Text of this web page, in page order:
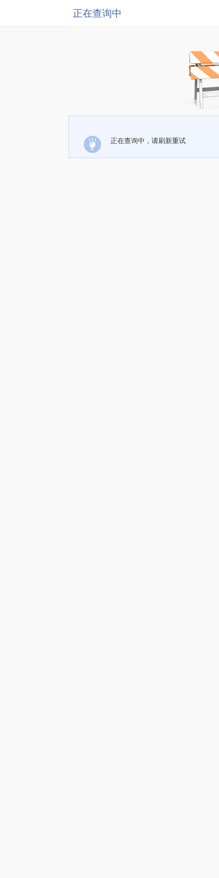
正在查询中
正在查询中，请刷新重试